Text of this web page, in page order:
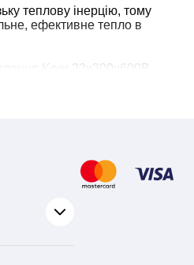
теплову інерцію, тому
ефективне тепло в
Koer 22x300x600B
тиск. Він також добре